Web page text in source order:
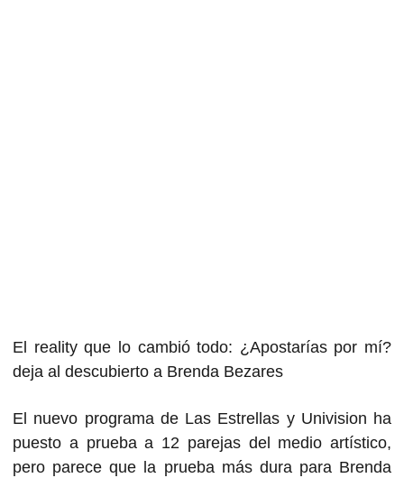
El reality que lo cambió todo: ¿Apostarías por mí?
deja al descubierto a Brenda Bezares
El nuevo programa de Las Estrellas y Univision ha
puesto a prueba a 12 parejas del medio artístico,
pero parece que la prueba más dura para Brenda